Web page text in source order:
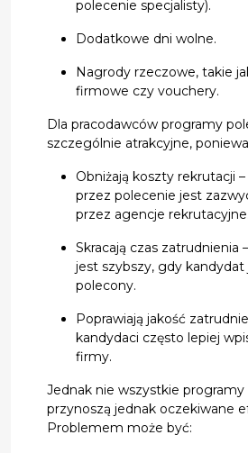
polecenie specjalisty).
Dodatkowe dni wolne.
Nagrody rzeczowe, takie
firmowe czy vouchery.
Dla pracodawców programy
szczególnie atrakcyjne,
Obniżają koszty rekrutacji
przez polecenie jest
przez agencje rekrutacyjne.
Skracają czas zatrudnienia
jest szybszy, gdy
polecony.
Poprawiają jakość
kandydaci często lepiej
firmy.
Jednak nie wszystkie
przynoszą jednak oczekiwane
Problemem może być: